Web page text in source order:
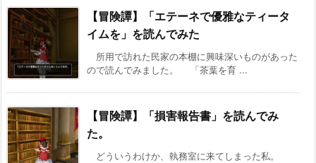
【冒険譚】「エテーネで優雅なティータ
イムを」を読んでみた
所用で訪れた民家の本棚に興味深いものがあった
ので読んでみました。 「茶葉を育 ...
【冒険譚】「損害報告書」を読んでみ
た。
どういうわけか、執務室に来てしまった私。